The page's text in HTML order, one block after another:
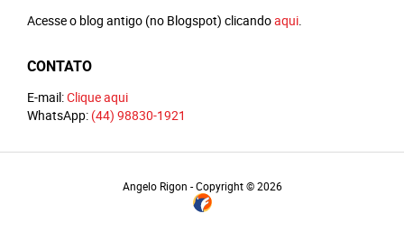
Acesse o blog antigo (no Blogspot) clicandoaqui.
CONTATO
E-mail:Clique aqui
WhatsApp: (44) 98830-1921
Angelo Rigon - Copyright © 2026